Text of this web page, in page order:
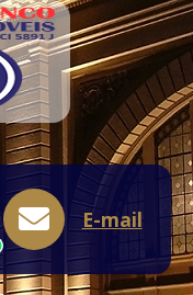
WhatsApp
E-mail